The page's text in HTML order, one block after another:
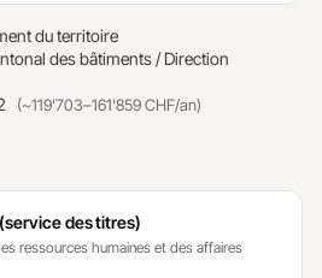
du territoire
des bâtiments / Direction
(~119'703–161'859 CHF/an)
des titres)
ressources humaines et des affaires